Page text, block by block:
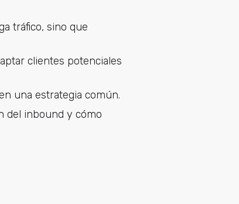
tráfico, sino que
clientes potenciales
una estrategia común.
del inbound y cómo